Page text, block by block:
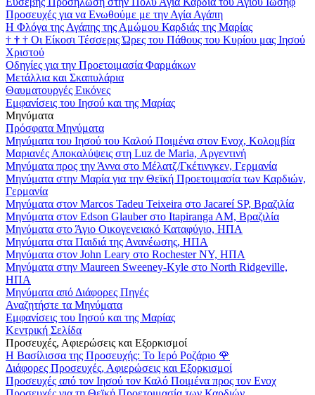
Προσευχές για να Ενωθούμε με την Αγία Αγάπη
Η Φλόγα της Αγάπης της Αμώμου Καρδιάς της Μαρίας
† † † Οι Είκοσι Τέσσερις Ώρες του Πάθους του Κυρίου μας Ιησού
Χριστού
Οδηγίες για την Προετοιμασία Φαρμάκων
Μετάλλια και Σκαπυλάρια
Θαυματουργές Εικόνες
Εμφανίσεις του Ιησού και της Μαρίας
Μηνύματα
Πρόσφατα Μηνύματα
Μηνύματα του Ιησού του Καλού Ποιμένα στον Ενοχ, Κολομβία
Μαριανές Αποκαλύψεις στη Luz de Maria, Αργεντινή
Μηνύματα προς την Άννα στο Μέλατζ/Γκέτινγκεν, Γερμανία
Μηνύματα στην Μαρία για την Θεϊκή Προετοιμασία των Καρδιών,
Γερμανία
Μηνύματα στον Marcos Tadeu Teixeira στο Jacareí SP, Βραζιλία
Μηνύματα στον Edson Glauber στο Itapiranga AM, Βραζιλία
Μηνύματα στο Άγιο Οικογενειακό Καταφύγιο, ΗΠΑ
Μηνύματα στα Παιδιά της Ανανέωσης, ΗΠΑ
Μηνύματα στον John Leary στο Rochester NY, ΗΠΑ
Μηνύματα στην Maureen Sweeney-Kyle στο North Ridgeville,
ΗΠΑ
Μηνύματα από Διάφορες Πηγές
Αναζητήστε τα Μηνύματα
Εμφανίσεις του Ιησού και της Μαρίας
Κεντρική Σελίδα
Προσευχές, Αφιερώσεις και Εξορκισμοί
Η Βασίλισσα της Προσευχής: Το Ιερό Ροζάριο 🌹
Διάφορες Προσευχές, Αφιερώσεις και Εξορκισμοί
Προσευχές από τον Ιησού τον Καλό Ποιμένα προς τον Ενοχ